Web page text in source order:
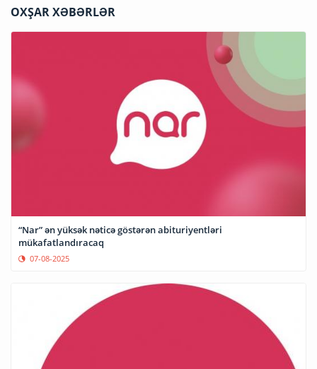
OXŞAR XƏBƏRLƏR
“Nar” ən yüksək nəticə göstərən abituriyentləri
mükafatlandıracaq
07-08-2025